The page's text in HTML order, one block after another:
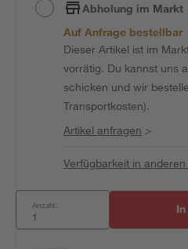
Abholung im Markt
Auf Anfrage bestellbar
Dieser Artikel ist im
vorrätig. Du kannst uns
schicken und wir
Transportkosten).
Artikel anfragen >
Verfügbarkeit in
Anzahl: